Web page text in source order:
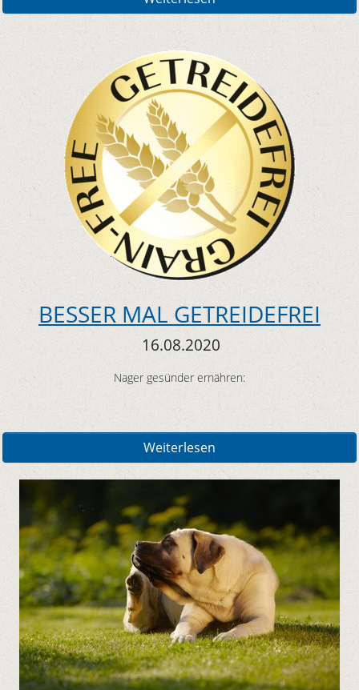
BESSER MAL GETREIDEFREI
16.08.2020
Nager gesünder ernähren:
Weiterlesen